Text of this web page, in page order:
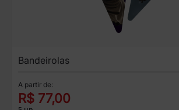
Bandeirolas
A partir de:
R$ 77,00